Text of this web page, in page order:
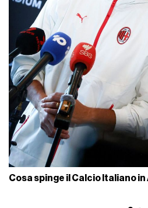
Cosa spinge il Calcio Italiano